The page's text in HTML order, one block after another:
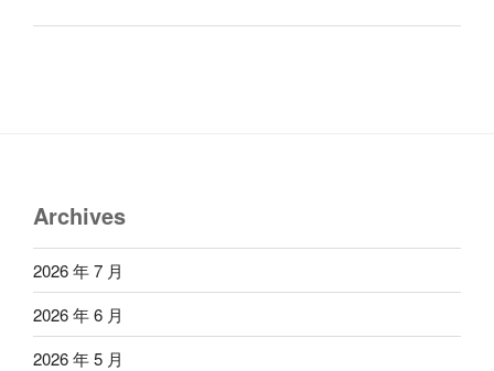
Archives
2026 年 7 月
2026 年 6 月
2026 年 5 月